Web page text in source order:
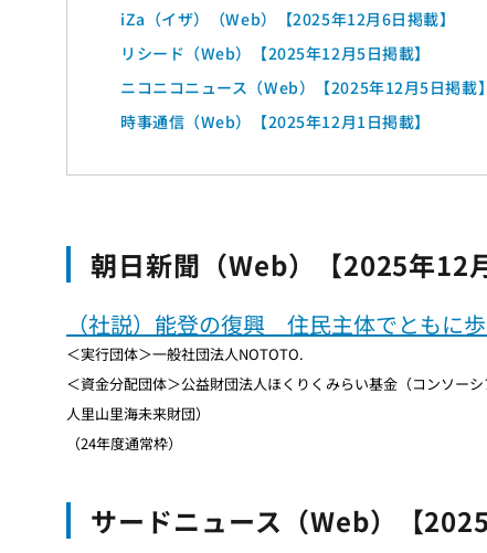
iZa（イザ）（Web）【2025年12月6日掲載】
リシード（Web）【2025年12月5日掲載】
ニコニコニュース（Web）【2025年12月5日掲載】
時事通信（Web）【2025年12月1日掲載】
朝日新聞（Web）【2025年12
（社説）能登の復興 住民主体でともに
＜実行団体＞一般社団法人NOTOTO.
＜資金分配団体＞公益財団法人ほくりくみらい基金（コンソー
人里山里海未来財団）
（24年度通常枠）
サードニュース（Web）【